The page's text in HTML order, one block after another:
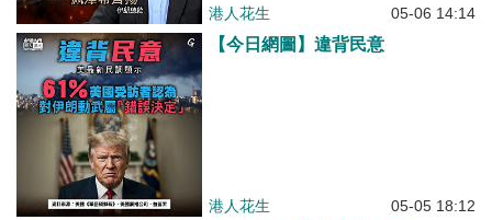
港人花生 05-06 14:14
【今日網圖】違背民意
港人花生 05-05 18:12